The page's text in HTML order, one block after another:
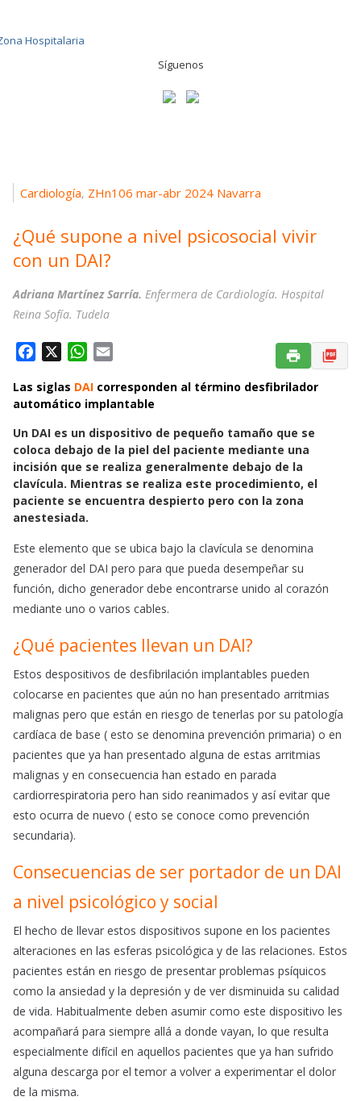
Síguenos
Cardiología, ZHn106 mar-abr 2024 Navarra
¿Qué supone a nivel psicosocial vivir
con un DAI?
Adriana Martínez Sarría. Enfermera de Cardiología. Hospital
Reina Sofía. Tudela
c
e
b
o
o
k
W
a
t
s
A
p
p
a
i
l
Las siglas DAI corresponden al término desfibrilador
automático implantable
Un DAI es un dispositivo de pequeño tamaño que se
coloca debajo de la piel del paciente mediante una
incisión que se realiza generalmente debajo de la
clavícula. Mientras se realiza este procedimiento, el
paciente se encuentra despierto pero con la zona
anestesiada.
Este elemento que se ubica bajo la clavícula se denomina
generador del DAI pero para que pueda desempeñar su
función, dicho generador debe encontrarse unido al corazón
mediante uno o varios cables.
¿Qué pacientes llevan un DAI?
Estos despositivos de desfibrilación implantables pueden
colocarse en pacientes que aún no han presentado arritmias
malignas pero que están en riesgo de tenerlas por su patología
cardíaca de base ( esto se denomina prevención primaria) o en
pacientes que ya han presentado alguna de estas arritmias
malignas y en consecuencia han estado en parada
cardiorrespiratoria pero han sido reanimados y así evitar que
esto ocurra de nuevo ( esto se conoce como prevención
secundaria).
Consecuencias de ser portador de un DAI
a nivel psicológico y social
El hecho de llevar estos dispositivos supone en los pacientes
alteraciones en las esferas psicológica y de las relaciones. Estos
pacientes están en riesgo de presentar problemas psíquicos
como la ansiedad y la depresión y de ver disminuida su calidad
de vida. Habitualmente deben asumir como este dispositivo les
acompañará para siempre allá a donde vayan, lo que resulta
especialmente difícil en aquellos pacientes que ya han sufrido
alguna descarga por el temor a volver a experimentar el dolor
de la misma.